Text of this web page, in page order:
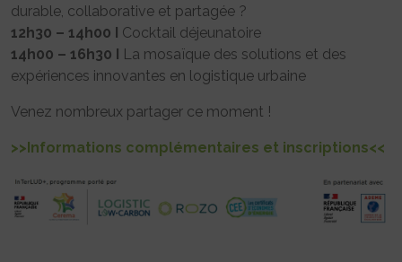
durable, collaborative et partagée ?
12h30 – 14h00 I
Cocktail déjeunatoire
14h00 – 16h30 I
La mosaïque des solutions et des
expériences innovantes en logistique urbaine
Venez nombreux partager ce moment !
>>Informations complémentaires et inscriptions<<